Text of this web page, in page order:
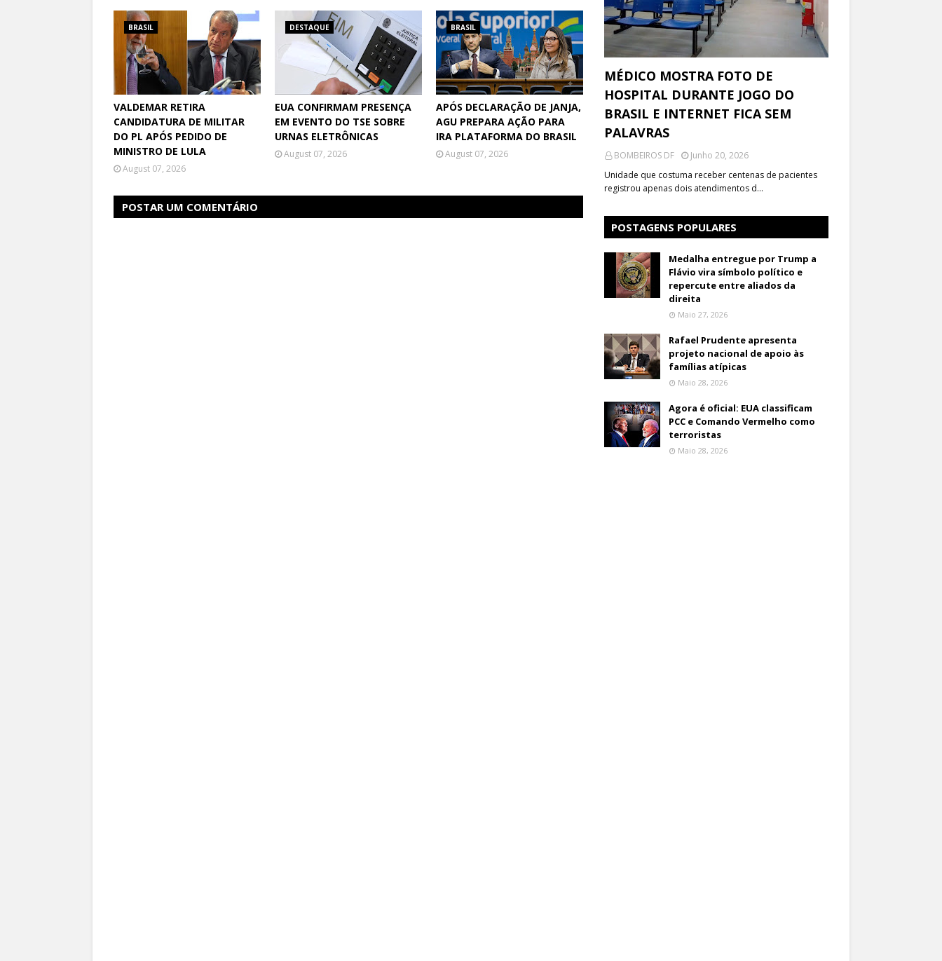
BRASIL
VALDEMAR RETIRA
CANDIDATURA DE MILITAR
DO PL APÓS PEDIDO DE
MINISTRO DE LULA
August 07, 2026
DESTAQUE
EUA CONFIRMAM PRESENÇA
EM EVENTO DO TSE SOBRE
URNAS ELETRÔNICAS
August 07, 2026
BRASIL
APÓS DECLARAÇÃO DE JANJA,
AGU PREPARA AÇÃO PARA
IRA PLATAFORMA DO BRASIL
August 07, 2026
POSTAR UM COMENTÁRIO
MÉDICO MOSTRA FOTO DE
HOSPITAL DURANTE JOGO DO
BRASIL E INTERNET FICA SEM
PALAVRAS
BOMBEIROS DF
Junho 20, 2026
Unidade que costuma receber centenas de pacientes
registrou apenas dois atendimentos d…
POSTAGENS POPULARES
Medalha entregue por Trump a
Flávio vira símbolo político e
repercute entre aliados da
direita
Maio 27, 2026
Rafael Prudente apresenta
projeto nacional de apoio às
famílias atípicas
Maio 28, 2026
Agora é oficial: EUA classificam
PCC e Comando Vermelho como
terroristas
Maio 28, 2026